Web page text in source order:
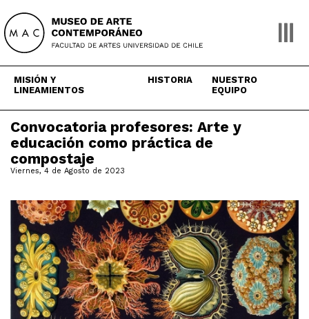
content
MISIÓN Y
LINEAMIENTOS
HISTORIA
NUESTRO
EQUIPO
Convocatoria profesores: Arte y
educación como práctica de
compostaje
Viernes, 4 de Agosto de 2023